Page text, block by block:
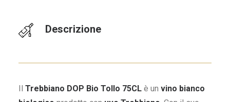
Descrizione
Il Trebbiano DOP Bio Tollo 75CL è un vino bianco